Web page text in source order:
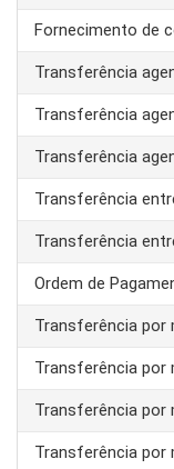
Fornecimento de
Transferência
Transferência
Transferência
Transferência
Transferência
Ordem de
Transferência por
Transferência por
Transferência por
Transferência por